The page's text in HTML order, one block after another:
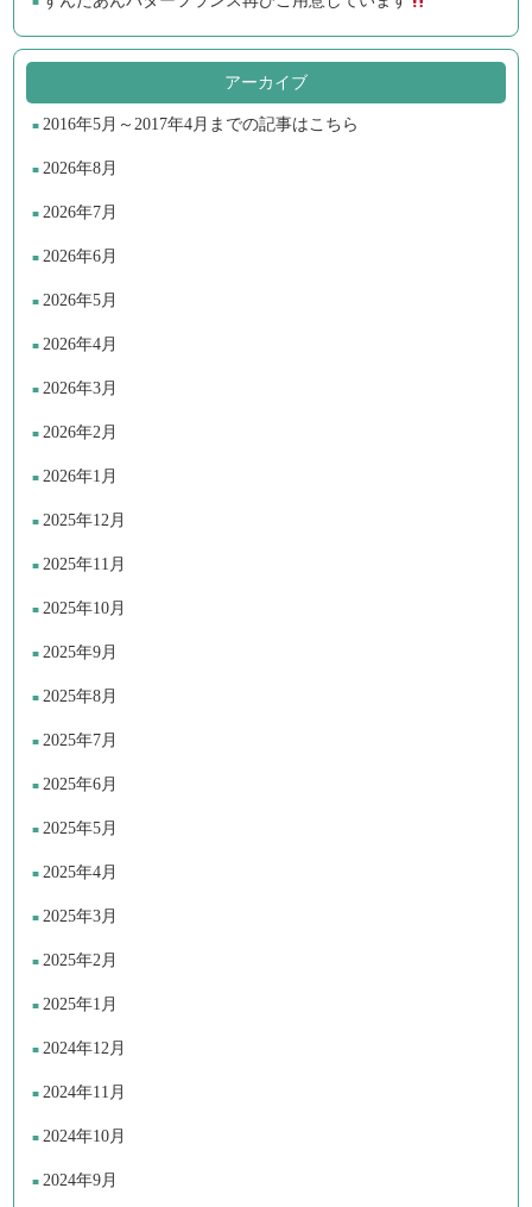
アーカイブ
2016年5月～2017年4月までの記事はこちら
2026年8月
2026年7月
2026年6月
2026年5月
2026年4月
2026年3月
2026年2月
2026年1月
2025年12月
2025年11月
2025年10月
2025年9月
2025年8月
2025年7月
2025年6月
2025年5月
2025年4月
2025年3月
2025年2月
2025年1月
2024年12月
2024年11月
2024年10月
2024年9月